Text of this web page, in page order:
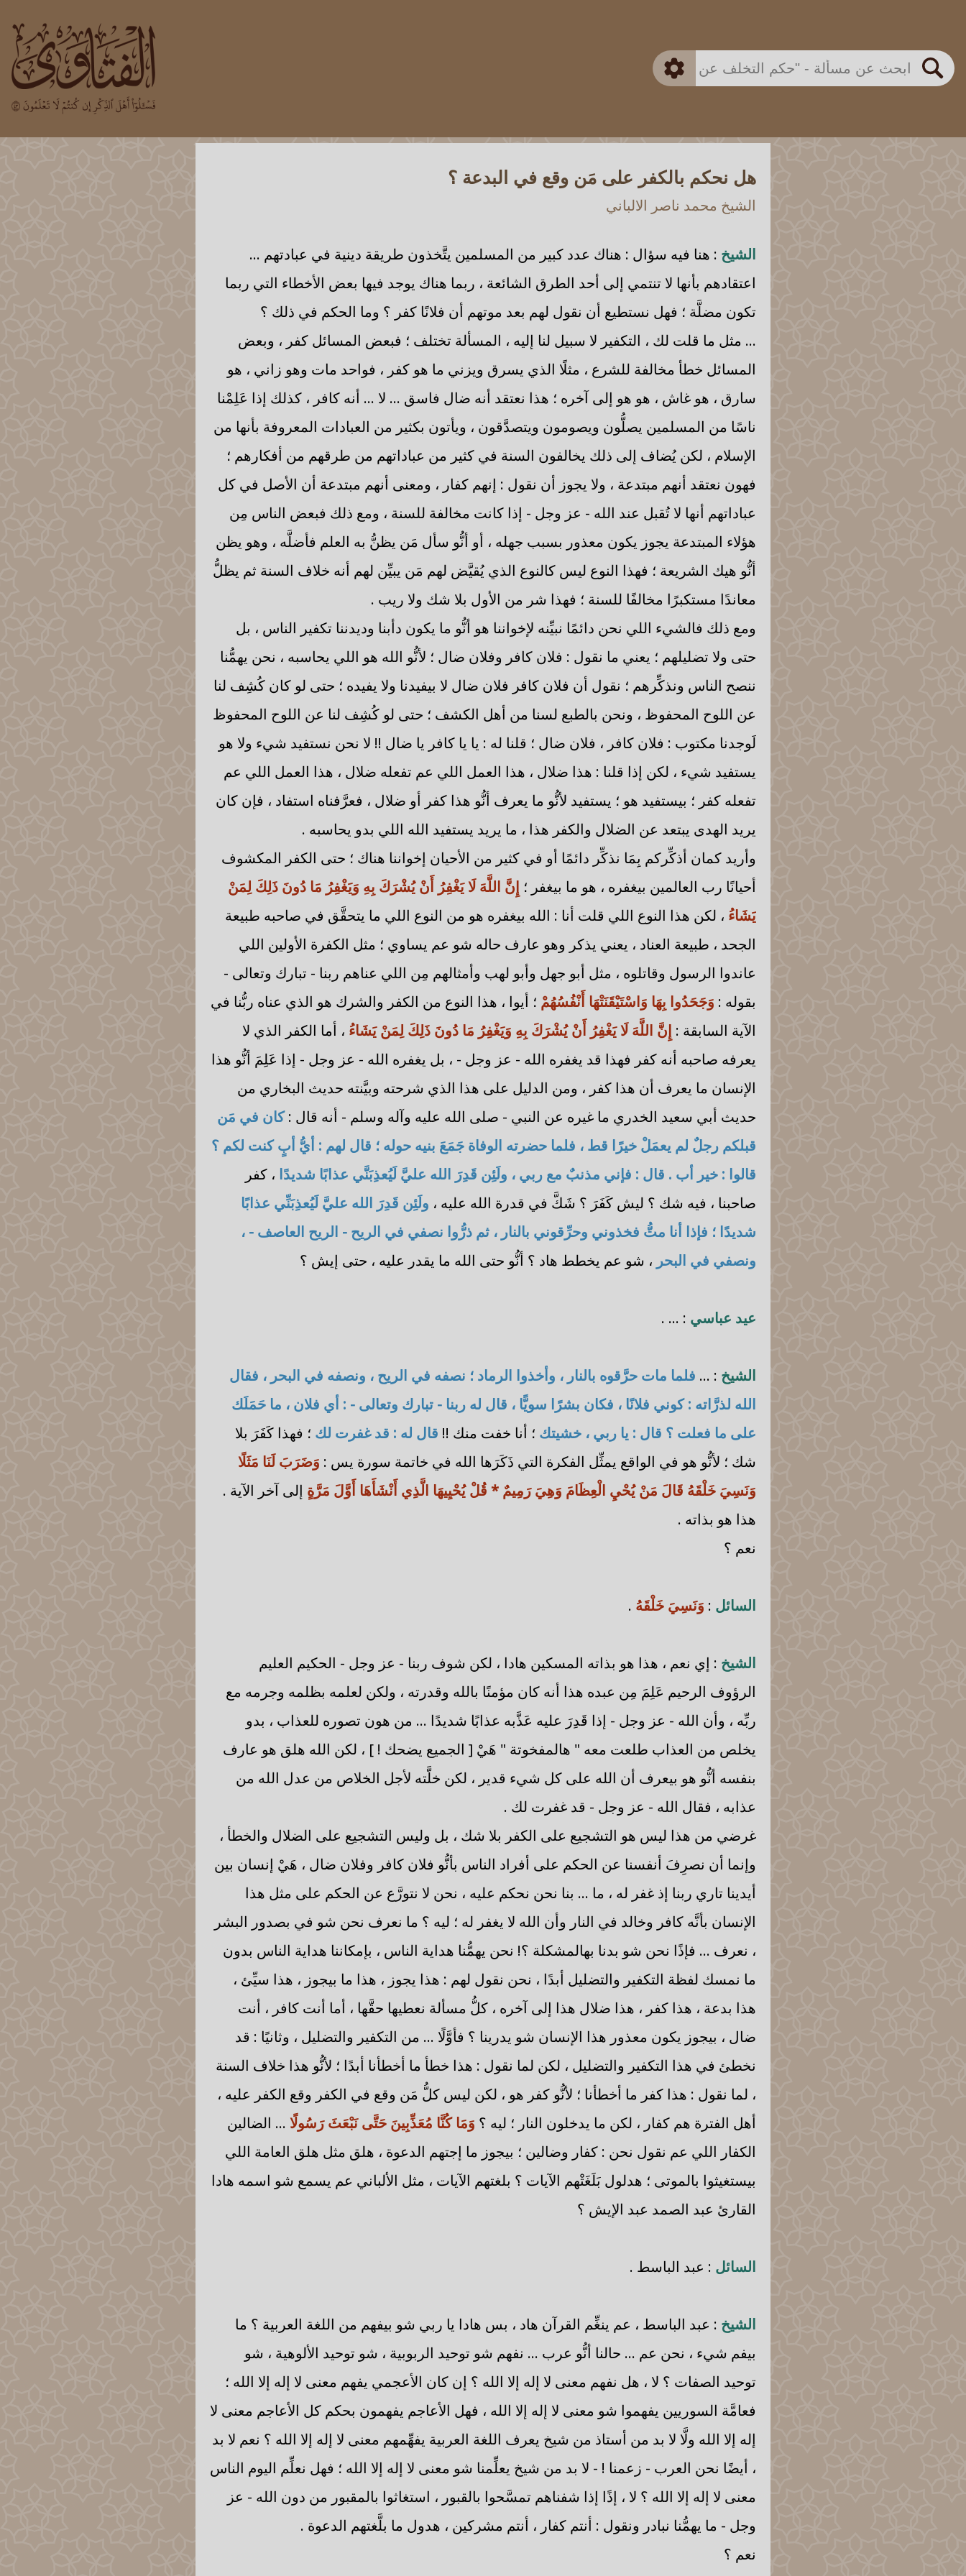
بحث
اللجنة الدائمة
متقدم
هل نحكم بالكفر على مَن وقع في البدعة ؟
الشيخ محمد ناصر الالباني
الشيخ : هنا فيه سؤال : هناك عدد كبير من المسلمين يتَّخذون طريقة دينية في عبادتهم ...
اعتقادهم بأنها لا تنتمي إلى أحد الطرق الشائعة ، ربما هناك يوجد فيها بعض الأخطاء التي ربما
تكون مضلَّة ؛ فهل نستطيع أن نقول لهم بعد موتهم أن فلانًا كفر ؟ وما الحكم في ذلك ؟
... مثل ما قلت لك ، التكفير لا سبيل لنا إليه ، المسألة تختلف ؛ فبعض المسائل كفر ، وبعض
المسائل خطأ مخالفة للشرع ، مثلًا الذي يسرق ويزني ما هو كفر ، فواحد مات وهو زاني ، هو
سارق ، هو غاش ، هو هو إلى آخره ؛ هذا نعتقد أنه ضال فاسق ... لا ... أنه كافر ، كذلك إذا عَلِمْنا
ناسًا من المسلمين يصلُّون ويصومون ويتصدَّقون ، ويأتون بكثير من العبادات المعروفة بأنها من
الإسلام ، لكن يُضاف إلى ذلك يخالفون السنة في كثير من عباداتهم من طرقهم من أفكارهم ؛
فهون نعتقد أنهم مبتدعة ، ولا يجوز أن نقول : إنهم كفار ، ومعنى أنهم مبتدعة أن الأصل في كل
عباداتهم أنها لا تُقبل عند الله - عز وجل - إذا كانت مخالفة للسنة ، ومع ذلك فبعض الناس مِن
هؤلاء المبتدعة يجوز يكون معذور بسبب جهله ، أو أنُّو سأل مَن يظنُّ به العلم فأضلَّه ، وهو يظن
أنُّو هيك الشريعة ؛ فهذا النوع ليس كالنوع الذي يُقيَّض لهم مَن يبيِّن لهم أنه خلاف السنة ثم يظلُّ
معاندًا مستكبرًا مخالفًا للسنة ؛ فهذا شر من الأول بلا شك ولا ريب .
ومع ذلك فالشيء اللي نحن دائمًا نبيِّنه لإخواننا هو أنُّو ما يكون دأبنا وديدننا تكفير الناس ، بل
حتى ولا تضليلهم ؛ يعني ما نقول : فلان كافر وفلان ضال ؛ لأنُّو الله هو اللي يحاسبه ، نحن يهمُّنا
ننصح الناس ونذكِّرهم ؛ نقول أن فلان كافر فلان ضال لا بيفيدنا ولا يفيده ؛ حتى لو كان كُشِف لنا
عن اللوح المحفوظ ، ونحن بالطبع لسنا من أهل الكشف ؛ حتى لو كُشِف لنا عن اللوح المحفوظ
لَوجدنا مكتوب : فلان كافر ، فلان ضال ؛ قلنا له : يا يا كافر يا ضال !! لا نحن نستفيد شيء ولا هو
يستفيد شيء ، لكن إذا قلنا : هذا ضلال ، هذا العمل اللي عم تفعله ضلال ، هذا العمل اللي عم
تفعله كفر ؛ بيستفيد هو ؛ يستفيد لأنُّو ما يعرف أنُّو هذا كفر أو ضلال ، فعرَّفناه استفاد ، فإن كان
يريد الهدى يبتعد عن الضلال والكفر هذا ، ما يريد يستفيد الله اللي بدو يحاسبه .
وأريد كمان أذكِّركم بِمَا نذكِّر دائمًا أو في كثير من الأحيان إخواننا هناك ؛ حتى الكفر المكشوف
أحيانًا رب العالمين بيغفره ، هو ما بيغفر ؛ إِنَّ اللَّهَ لَا يَغْفِرُ أَنْ يُشْرَكَ بِهِ وَيَغْفِرُ مَا دُونَ ذَلِكَ لِمَنْ
يَشَاءُ ، لكن هذا النوع اللي قلت أنا : الله بيغفره هو من النوع اللي ما يتحقَّق في صاحبه طبيعة
الجحد ، طبيعة العناد ، يعني يذكر وهو عارف حاله شو عم يساوي ؛ مثل الكفرة الأولين اللي
عاندوا الرسول وقاتلوه ، مثل أبو جهل وأبو لهب وأمثالهم مِن اللي عناهم ربنا - تبارك وتعالى -
بقوله : وَجَحَدُوا بِهَا وَاسْتَيْقَنَتْهَا أَنْفُسُهُمْ ؛ أيوا ، هذا النوع من الكفر والشرك هو الذي عناه ربُّنا في
الآية السابقة : إِنَّ اللَّهَ لَا يَغْفِرُ أَنْ يُشْرَكَ بِهِ وَيَغْفِرُ مَا دُونَ ذَلِكَ لِمَنْ يَشَاءُ ، أما الكفر الذي لا
يعرفه صاحبه أنه كفر فهذا قد يغفره الله - عز وجل - ، بل يغفره الله - عز وجل - إذا عَلِمَ أنُّو هذا
الإنسان ما يعرف أن هذا كفر ، ومن الدليل على هذا الذي شرحته وبيَّنته حديث البخاري من
حديث أبي سعيد الخدري ما غيره عن النبي - صلى الله عليه وآله وسلم - أنه قال :كان في مَن
قبلكم رجلٌ لم يعمَلْ خيرًا قط ، فلما حضرته الوفاة جَمَعَ بنيه حوله ؛ قال لهم : أيُّ أبٍ كنت لكم ؟
قالوا : خير أب . قال : فإني مذنبٌ مع ربي ، ولَئِن قَدِرَ الله عليَّ لَيُعذِبَنَّي عذابًا شديدًا ، كفر
صاحبنا ، فيه شك ؟ ليش كَفَرَ ؟ شَكَّ في قدرة الله عليه ، ولَئِن قَدِرَ الله عليَّ لَيُعذِبَنِّي عذابًا
شديدًا ؛ فإذا أنا متُّ فخذوني وحرِّقوني بالنار ، ثم ذرُّوا نصفي في الريح - الريح العاصف - ،
ونصفي في البحر ، شو عم يخطط هاد ؟ أنُّو حتى الله ما يقدر عليه ، حتى إيش ؟
عيد عباسي : ... .
الشيخ : ... فلما مات حرَّقوه بالنار ، وأخذوا الرماد ؛ نصفه في الريح ، ونصفه في البحر ، فقال
الله لذرَّاته : كوني فلانًا ، فكان بشرًا سويًّا ، قال له ربنا - تبارك وتعالى - : أي فلان ، ما حَمَلَك
على ما فعلت ؟ قال : يا ربي ، خشيتك ؛ أنا خفت منك !! قال له : قد غفرت لك ؛ فهذا كَفَرَ بلا
شك ؛ لأنُّو هو في الواقع يمثِّل الفكرة التي ذَكَرَها الله في خاتمة سورة يس : وَضَرَبَ لَنَا مَثَلًا
وَنَسِيَ خَلْقَهُ قَالَ مَنْ يُحْيِ الْعِظَامَ وَهِيَ رَمِيمٌ * قُلْ يُحْيِيهَا الَّذِي أَنْشَأَهَا أَوَّلَ مَرَّةٍ إلى آخر الآية .
هذا هو بذاته .
نعم ؟
السائل : وَنَسِيَ خَلْقَهُ .
الشيخ : إي نعم ، هذا هو بذاته المسكين هادا ، لكن شوف ربنا - عز وجل - الحكيم العليم
الرؤوف الرحيم عَلِمَ مِن عبده هذا أنه كان مؤمنًا بالله وقدرته ، ولكن لعلمه بظلمه وجرمه مع
ربِّه ، وأن الله - عز وجل - إذا قَدِرَ عليه عَذَّبه عذابًا شديدًا ... من هون تصوره للعذاب ، بدو
يخلص من العذاب طلعت معه " هالمفخوتة " هَيْ [ الجميع يضحك ! ] ، لكن الله هلق هو عارف
بنفسه أنُّو هو بيعرف أن الله على كل شيء قدير ، لكن خلَّته لأجل الخلاص من عدل الله من
عذابه ، فقال الله - عز وجل - قد غفرت لك .
غرضي من هذا ليس هو التشجيع على الكفر بلا شك ، بل وليس التشجيع على الضلال والخطأ ،
وإنما أن نصرِفَ أنفسنا عن الحكم على أفراد الناس بأنُّو فلان كافر وفلان ضال ، هَيْ إنسان بين
أيدينا تاري ربنا إذ غفر له ، ما ... بنا نحن نحكم عليه ، نحن لا نتورَّع عن الحكم على مثل هذا
الإنسان بأنَّه كافر وخالد في النار وأن الله لا يغفر له ؛ ليه ؟ ما نعرف نحن شو في بصدور البشر
، نعرف ... فإذًا نحن شو بدنا بهالمشكلة ؟! نحن يهمُّنا هداية الناس ، بإمكاننا هداية الناس بدون
ما نمسك لفظة التكفير والتضليل أبدًا ، نحن نقول لهم : هذا يجوز ، هذا ما بيجوز ، هذا سيِّئ ،
هذا بدعة ، هذا كفر ، هذا ضلال هذا إلى آخره ، كلُّ مسألة نعطيها حقَّها ، أما أنت كافر ، أنت
ضال ، بيجوز يكون معذور هذا الإنسان شو يدرينا ؟ فأوَّلًا ... من التكفير والتضليل ، وثانيًا : قد
نخطئ في هذا التكفير والتضليل ، لكن لما نقول : هذا خطأ ما أخطأنا أبدًا ؛ لأنُّو هذا خلاف السنة
، لما نقول : هذا كفر ما أخطأنا ؛ لأنُّو كفر هو ، لكن ليس كلُّ مَن وقع في الكفر وقع الكفر عليه ،
أهل الفترة هم كفار ، لكن ما يدخلون النار ؛ ليه ؟ وَمَا كُنَّا مُعَذِّبِينَ حَتَّى نَبْعَثَ رَسُولًا ... الضالين
الكفار اللي عم نقول نحن : كفار وضالين ؛ بيجوز ما إجتهم الدعوة ، هلق مثل هلق العامة اللي
بيستغيثوا بالموتى ؛ هدلول بَلَغَتْهم الآيات ؟ بلغتهم الآيات ، مثل الألباني عم يسمع شو اسمه هادا
القارئ عبد الصمد عبد الإيش ؟
السائل : عبد الباسط .
الشيخ : عبد الباسط ، عم ينغِّم القرآن هاد ، بس هادا يا ربي شو بيفهم من اللغة العربية ؟ ما
بيفم شيء ، نحن عم ... حالنا أنُّو عرب ... نفهم شو توحيد الربوبية ، شو توحيد الألوهية ، شو
توحيد الصفات ؟ لا ، هل نفهم معنى لا إله إلا الله ؟ إن كان الأعجمي يفهم معنى لا إله إلا الله ؛
فعامَّة السوريين يفهموا شو معنى لا إله إلا الله ، فهل الأعاجم يفهمون بحكم كل الأعاجم معنى لا
إله إلا الله ولَّا لا بد من أستاذ من شيخ يعرف اللغة العربية يفهِّمهم معنى لا إله إلا الله ؟ نعم لا بد
، أيضًا نحن العرب - زعمنا ! - لا بد من شيخ يعلِّمنا شو معنى لا إله إلا الله ؛ فهل نعلِّم اليوم الناس
معنى لا إله إلا الله ؟ لا ، إذًا إذا شفناهم تمسَّحوا بالقبور ، استغاثوا بالمقبور من دون الله - عز
وجل - ما يهمُّنا نبادر ونقول : أنتم كفار ، أنتم مشركين ، هدول ما بلَّغتهم الدعوة .
نعم ؟